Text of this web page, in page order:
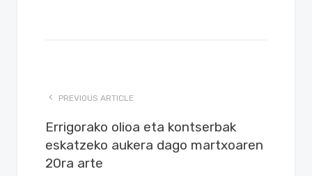
PREVIOUS ARTICLE
Errigorako olioa eta kontserbak
eskatzeko aukera dago martxoaren
20ra arte